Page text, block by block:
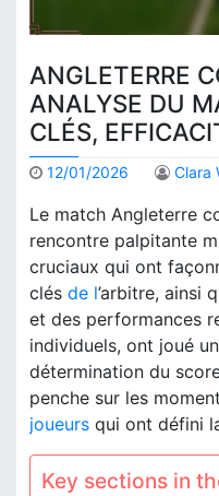
ANGLETERRE
ANALYSE DU
CLÉS,
12/01/2026 Clara
Le match Angleterre
rencontre palpitante
cruciaux qui ont
clés de l’arbitre, ainsi
et des performances
individuels, ont joué
détermination du
penche sur les
joueurs qui ont défini
Key sections in